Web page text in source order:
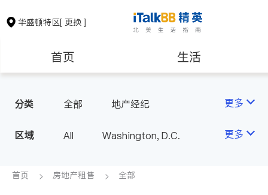
华盛顿特区[ 更换 ]
首页 生活
房地产租售 会计师
建筑装修
分类 全部 地产经纪 更多
区域 All Washington, D.C. 更多
首页 房地产租售 全部